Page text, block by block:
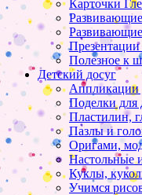
Карточки
Полезное к
Детский досуг
Аппликации
Поделки для
Пластилин,
Пазлы и
Оригами,
Настольные
Куклы,
Учимся